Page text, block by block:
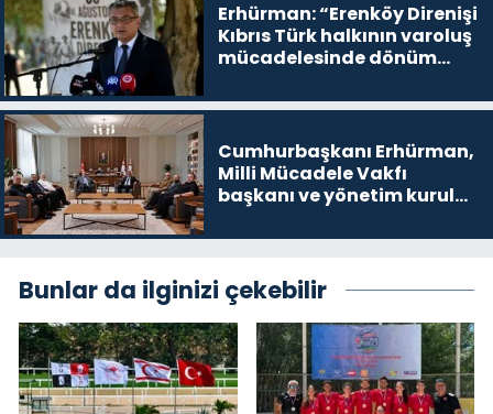
Erhürman: “Erenköy Direnişi
Kıbrıs Türk halkının varoluş
mücadelesinde dönüm
Cumhurbaşkanı Erhürman,
Milli Mücadele Vakfı
başkanı ve yönetim kurulu
Bunlar da ilginizi çekebilir